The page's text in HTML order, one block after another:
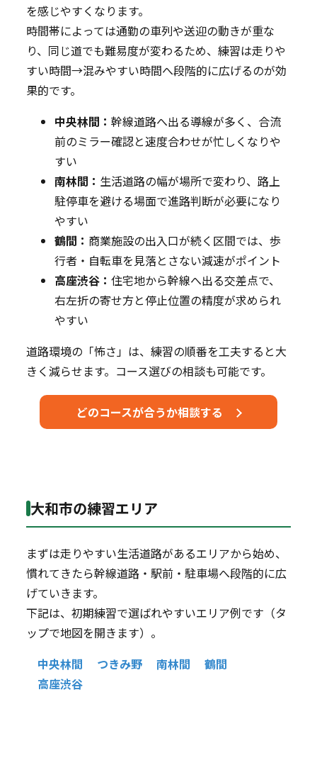
を感じやすくなります。
時間帯によっては通勤の車列や送迎の動きが重な
り、同じ道でも難易度が変わるため、練習は走りや
すい時間→混みやすい時間へ段階的に広げるのが効
果的です。
中央林間：幹線道路へ出る導線が多く、合流
前のミラー確認と速度合わせが忙しくなりや
すい
南林間： 生活道路の幅が場所で変わり、路上
駐停車を避ける場面で進路判断が必要になり
やすい
鶴間： 商業施設の出入口が続く区間では、歩
行者・自転車を見落とさない減速がポイント
高座渋谷：住宅地から幹線へ出る交差点で、
右左折の寄せ方と停止位置の精度が求められ
やすい
道路環境の「怖さ」は、練習の順番を工夫すると大
きく減らせます。コース選びの相談も可能です。
どのコースが合うか相談する
大和市の練習エリア
まずは走りやすい生活道路があるエリアから始め、
慣れてきたら幹線道路・駅前・駐車場へ段階的に広
げていきます。
下記は、初期練習で選ばれやすいエリア例です（タ
ップで地図を開きます）。
中央林間
つきみ野 南林間
鶴間
高座渋谷